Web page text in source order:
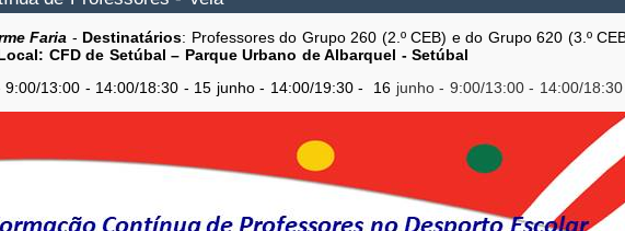
Faria - Destinatários: Professores do Grupo 260 (2.º CEB) e do Grupo 620 (3.º
CFD de Setúbal – Parque Urbano de Albarquel - Setúbal
9:00/13:00 - 14:00/18:30 - 15 junho - 14:00/19:30 - 16 junho- 9:00/13:00 - 14:00/18:30